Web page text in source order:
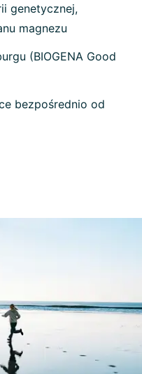
genetycznej,
magnezu
(BIOGENA Good
bezpośrednio od